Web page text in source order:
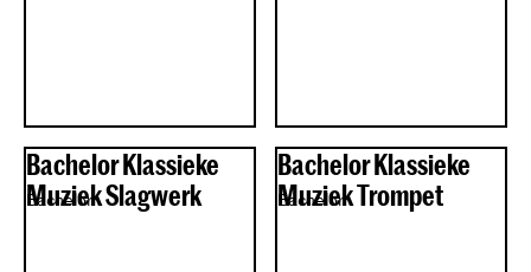
Bachelor Klassieke
Muziek Slagwerk
Bachelor
Bachelor Klassieke
Muziek Trompet
Bachelor